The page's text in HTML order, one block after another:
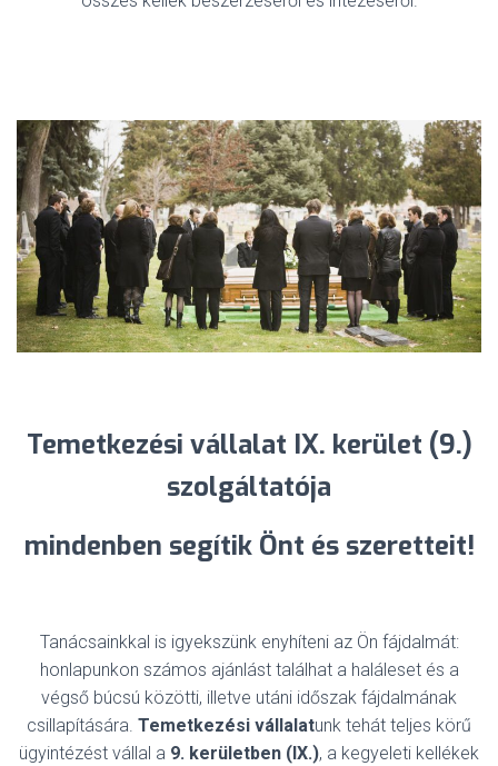
Temetkezési vállalat IX. kerület (9.)
szolgáltatója
mindenben segítik Önt és szeretteit!
Tanácsainkkal is igyekszünk enyhíteni az Ön fájdalmát:
honlapunkon számos ajánlást találhat a haláleset és a
végső búcsú közötti, illetve utáni időszak fájdalmának
csillapítására. Temetkezési vállalatunk tehát teljes körű
ügyintézést vállal a 9. kerületben (IX.), a kegyeleti kellékek